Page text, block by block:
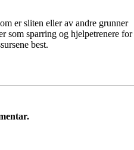
er sliten eller av andre grunner
som sparring og hjelpetrenere for
best.